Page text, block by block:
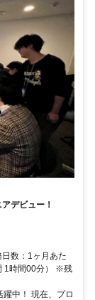
デビュー！
数：1ヶ月あた
1時間00分） ※残
中！ 現在、プロ